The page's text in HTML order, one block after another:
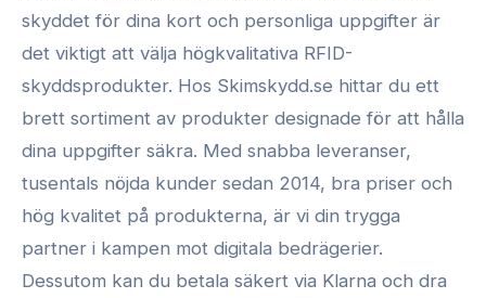
skyddet för dina kort och personliga uppgifter är
det viktigt att välja högkvalitativa RFID-
skyddsprodukter. Hos Skimskydd.se hittar du ett
brett sortiment av produkter designade för att hålla
dina uppgifter säkra. Med snabba leveranser,
tusentals nöjda kunder sedan 2014, bra priser och
hög kvalitet på produkterna, är vi din trygga
partner i kampen mot digitala bedrägerier.
Dessutom kan du betala säkert via Klarna och dra